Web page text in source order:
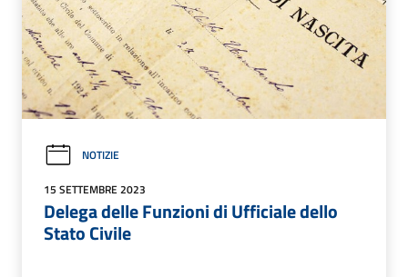
NOTIZIE
15 SETTEMBRE 2023
Delega delle Funzioni di Ufficiale dello
Stato Civile